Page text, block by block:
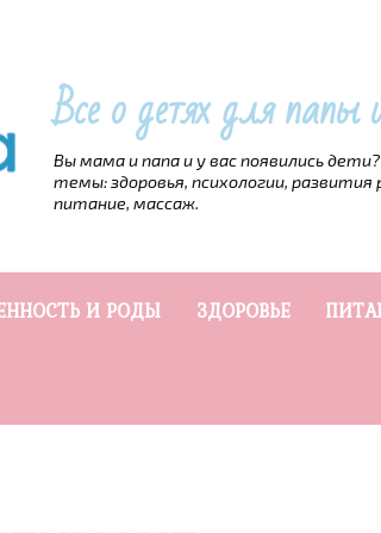
Все о детях для
Вы мама и папа и у вас появились
темы: здоровья, психологии,
питание, массаж.
И РОДЫ ЗДОРОВЬЕ